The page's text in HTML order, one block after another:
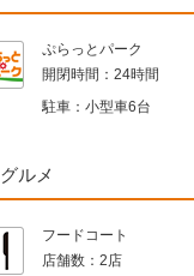
ぷらっとパーク
開閉時間： 24時間
駐車： 小型車6台
グルメ
フードコート
店舗数： 2店